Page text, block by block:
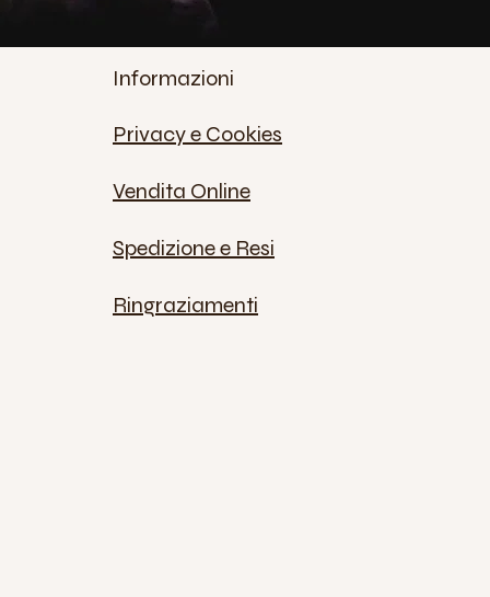
Informazioni
Privacy e Cookies
Vendita Online
Spedizione e Resi
Ringraziamenti